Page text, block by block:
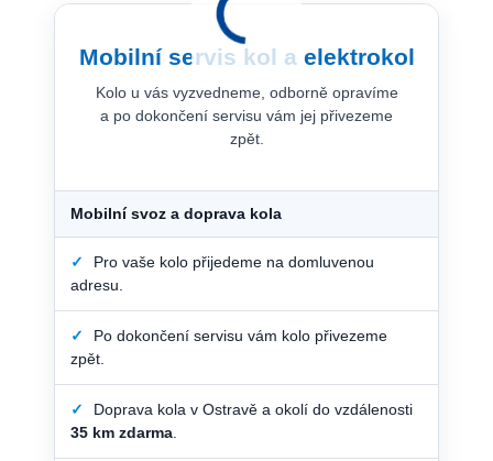
Mobilní servis kol a elektrokol
Kolo u vás vyzvedneme, odborně opravíme
a po dokončení servisu vám jej přivezeme
zpět.
Mobilní svoz a doprava kola
✓
Pro vaše kolo přijedeme na domluvenou
adresu.
✓
Po dokončení servisu vám kolo přivezeme
zpět.
✓
Doprava kola v Ostravě a okolí do vzdálenosti
35 km zdarma